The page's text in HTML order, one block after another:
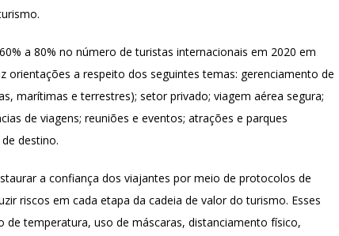
a 80% no número de turistas internacionais em 2020 em
orientações a respeito dos seguintes temas: gerenciamento de
marítimas e terrestres); setor privado; viagem aérea segura;
de viagens; reuniões e eventos; atrações e parques
destino.
a confiança dos viajantes por meio de protocolos de
riscos em cada etapa da cadeia de valor do turismo. Esses
temperatura, uso de máscaras, distanciamento físico,